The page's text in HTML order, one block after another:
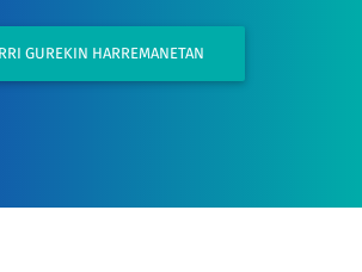
GUREKIN HARREMANETAN